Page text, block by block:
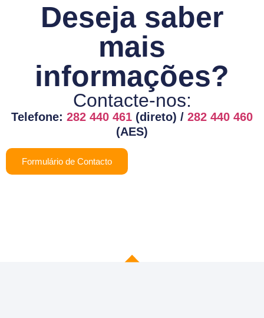
Deseja saber
mais
informações?
Contacte-nos:
Telefone: 282 440 461 (direto) / 282 440 460
(AES)
Formulário de Contacto